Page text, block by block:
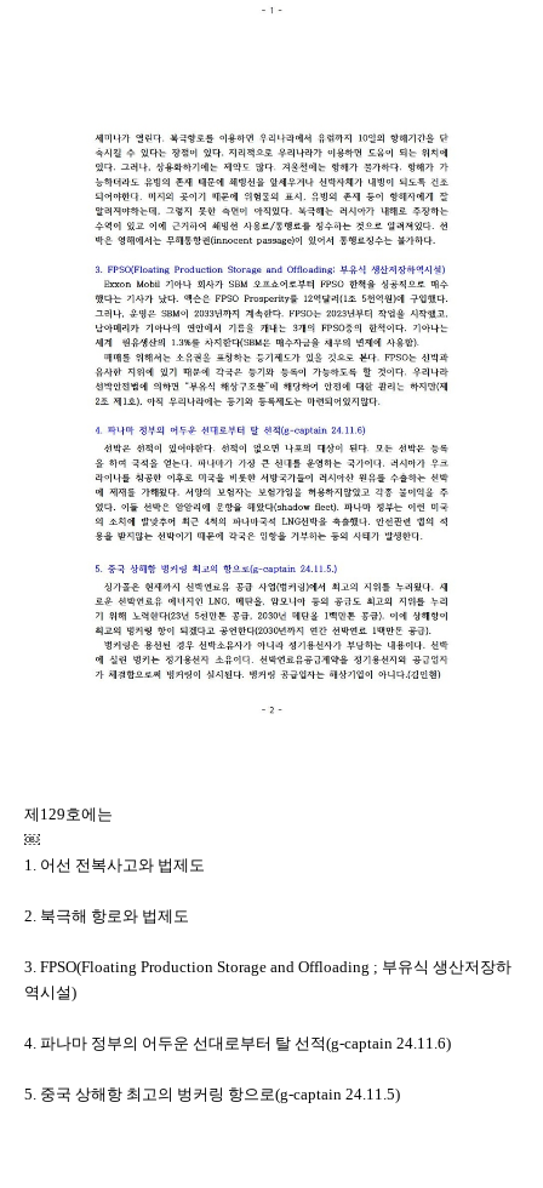
제129호에는
￼
1. 어선 전복사고와 법제도
2. 북극해 항로와 법제도
3. FPSO(Floating Production Storage and Offloading ; 부유식 생산저장하
역시설)
4. 파나마 정부의 어두운 선대로부터 탈 선적(g-captain 24.11.6)
5. 중국 상해항 최고의 벙커링 항으로(g-captain 24.11.5)